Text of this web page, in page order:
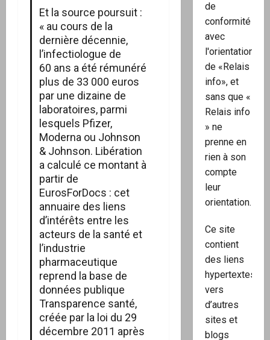
Et la source poursuit :
« au cours de la
dernière décennie,
l’infectiologue de
60 ans a été rémunéré
plus de 33 000 euros
par une dizaine de
laboratoires, parmi
lesquels Pfizer,
Moderna ou Johnson
& Johnson. Libération
a calculé ce montant à
partir de
EurosForDocs : cet
annuaire des liens
d’intérêts entre les
acteurs de la santé et
l’industrie
pharmaceutique
reprend la base de
données publique
Transparence santé,
créée par la loi du 29
décembre 2011 après
de
conformité
avec
l'orientation
de «Relais
info», et
sans que «
Relais info
» ne
prenne en
rien à son
compte
leur
orientation.
Ce site
contient
des liens
hypertextes
vers
d’autres
sites et
blogs